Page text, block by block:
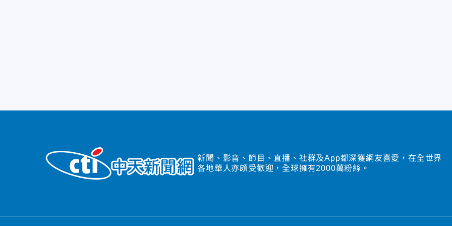
新聞、影音、節目、直播、社群及App都深獲網友喜愛，在全世界
各地華人亦頗受歡迎，全球擁有2000萬粉絲。